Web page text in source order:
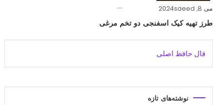
می 8, 2024 saeed
طرز تهیه کیک اسفنجی دو تخم مرغی
فال حافظ اصلی
نوشته‌های تازه